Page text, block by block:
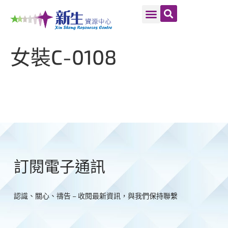
女裝C-0108
訂閱電子通訊
認識、關心、禱告 – 收閱最新資訊，與我們保持聯繫